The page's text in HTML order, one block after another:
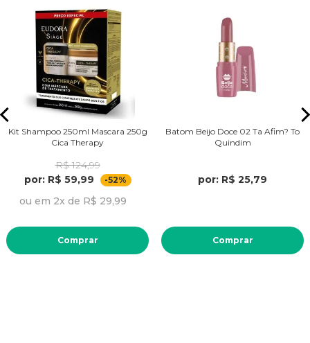
Kit Shampoo 250ml Mascara 250g
Cica Therapy
R$ 124,99
por: R$ 59,99
-52%
ou em 2x de R$ 29,99
Comprar
Batom Beijo Doce 02 Ta Afim? To
Quindim
por: R$ 25,79
Comprar